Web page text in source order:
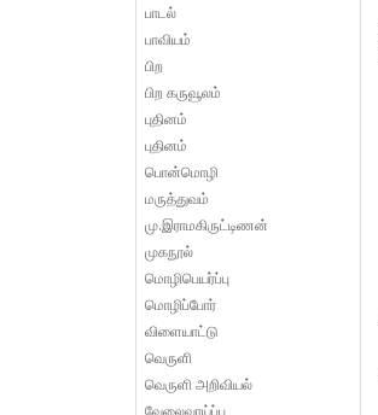
பாடல்
பாவியம்
பிற
பிற கருவூலம்
புதினம்
புதினம்
பொன்மொழி
மருத்துவம்
மு.இராமகிருட்டிணன்
முகநூல்
மொழிபெயர்ப்பு
மொழிப்போர்
விளையாட்டு
வெருளி
வெருளி அறிவியல்
வேலைவாய்ப்பு